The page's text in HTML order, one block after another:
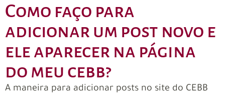
Como faço para
adicionar um post novo e
ele aparecer na página
do meu cebb?
A maneira para adicionar posts no site do CEBB